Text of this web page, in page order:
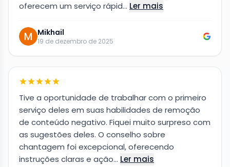
oferecem um serviço rápid… Ler mais
Mikhail
19 de dezembro de 2025
Tive a oportunidade de trabalhar com o primeiro
serviço deles em suas habilidades de remoção
de conteúdo negativo. Fiquei muito surpreso com
as sugestões deles. O conselho sobre
chantagem foi excepcional, oferecendo
instruções claras e ação… Ler mais